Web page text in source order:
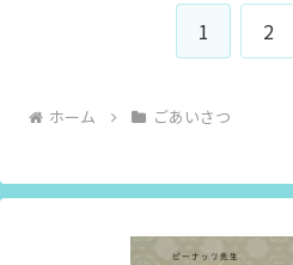
1 2
ホーム ごあいさつ